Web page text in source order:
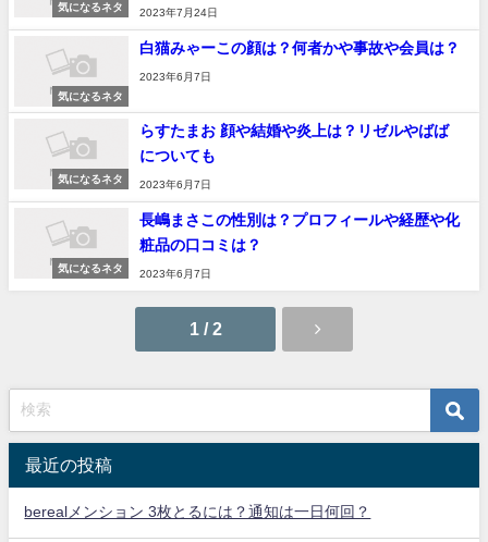
気になるネタ
2023年7月24日
気になるネタ
白猫みゃーこの顔は？何者かや事故や会員は？
2023年6月7日
気になるネタ
らすたまお 顔や結婚や炎上は？リゼルやばば
についても
2023年6月7日
気になるネタ
長嶋まさこの性別は？プロフィールや経歴や化
粧品の口コミは？
2023年6月7日
1 / 2
最近の投稿
berealメンション 3枚とるには？通知は一日何回？